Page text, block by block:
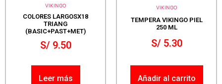
VIKINGO
COLORES LARGOSX18
TRIANG
(BASIC+PAST+MET)
S/9.50
Leer más
VIKINGO
TEMPERA VIKINGO PIEL
250 ML
S/5.30
Añadir al carrito